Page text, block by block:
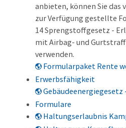
anbieten, können Sie
zur Verfügung gestellte
14 Sprengstoffgesetz -
mit Airbag- und
verwenden.
Formularpaket Rente
Erwerbsfähigkeit
Formulare
Haltungserlaubnis